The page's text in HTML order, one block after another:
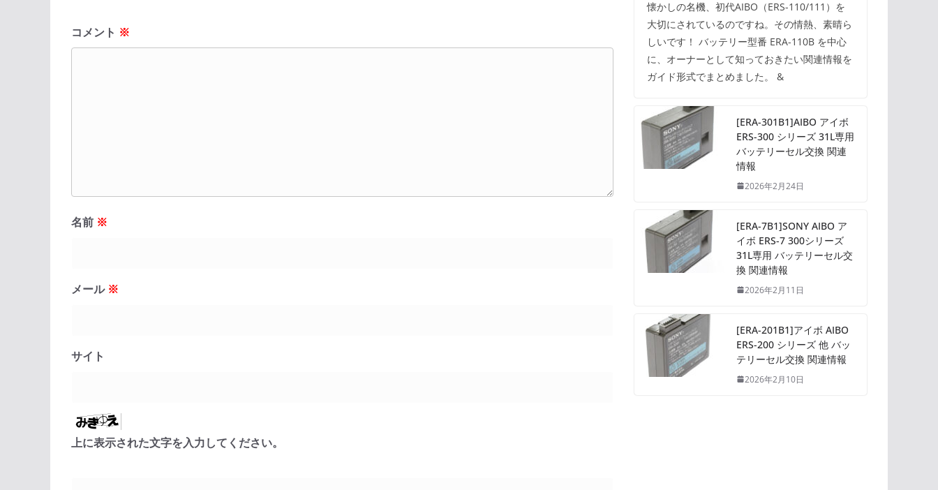
コメント ※
名前 ※
メール ※
サイト
上に表示された文字を入力してください。
懐かしの名機、初代AIBO（ERS-110/111）を
大切にされているのですね。その情熱、素晴ら
しいです！ バッテリー型番 ERA-110B を中心
に、オーナーとして知っておきたい関連情報を
ガイド形式でまとめました。 &
[ERA-301B1]AIBO アイボ
ERS-300 シリーズ 31L専用
バッテリーセル交換 関連
情報
2026年2月24日
[ERA-7B1]SONY AIBO ア
イボ ERS-7 300シリーズ
31L専用 バッテリーセル交
換 関連情報
2026年2月11日
[ERA-201B1]アイボ AIBO
ERS-200 シリーズ 他 バッ
テリーセル交換 関連情報
2026年2月10日